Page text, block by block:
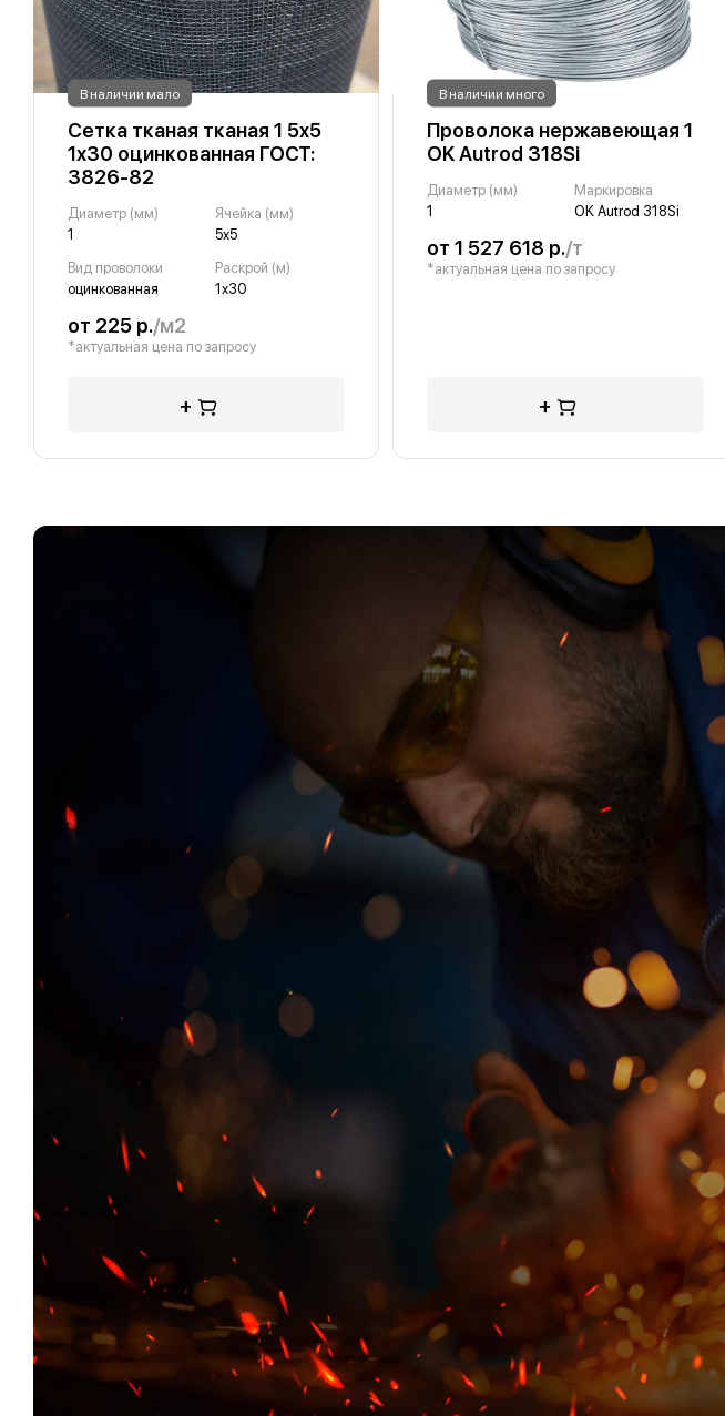
В наличии мало
Сетка тканая тканая 1 5х5
1х30 оцинкованная ГОСТ:
3826-82
Диаметр (мм)
1
Ячейка (мм)
5х5
Вид проволоки
оцинкованная
Раскрой (м)
1х30
от 225 р./м2
*актуальная цена по запросу
+
В наличии много
Проволока нержавеющая 1
OK Autrod 318Si
Диаметр (мм)
1
Маркировка
OK Autrod 318Si
от 1 527 618 р./т
*актуальная цена по запросу
+